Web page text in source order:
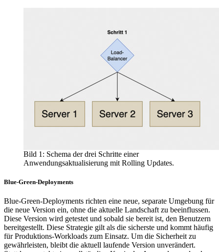
Bild 1: Schema der drei Schritte einer
Anwendungsaktualisierung mit Rolling Updates.
Blue-Green-Deployments
Blue-Green-Deployments richten eine neue, separate Umgebung für
die neue Version ein, ohne die aktuelle Landschaft zu beeinflussen.
Diese Version wird getestet und sobald sie bereit ist, den Benutzern
bereitgestellt. Diese Strategie gilt als die sicherste und kommt häufig
für Produktions-Workloads zum Einsatz. Um die Sicherheit zu
gewährleisten, bleibt die aktuell laufende Version unverändert.